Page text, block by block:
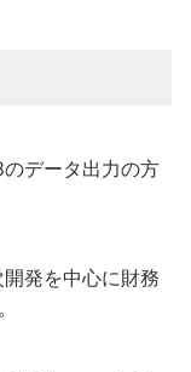
データ出力の方
発を中心に財務